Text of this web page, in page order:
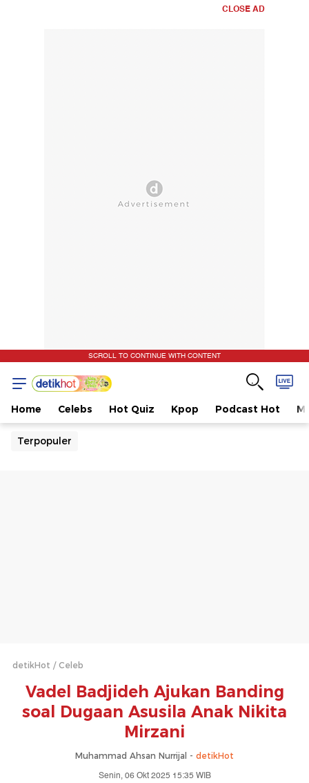
CLOSE AD
SCROLL TO CONTINUE WITH CONTENT
Home Celebs Hot Quiz Kpop Podcast Hot
Terpopuler
detikHot Celeb
Vadel Badjideh Ajukan Banding
soal Dugaan Asusila Anak Nikita
Mirzani
Muhammad Ahsan Nurrijal - detikHot
Senin, 06 Okt 2025 15:35 WIB